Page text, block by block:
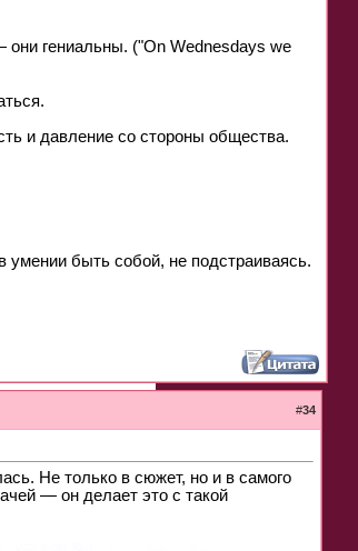
гениальны. ("On Wednesdays we
и давление со стороны общества.
быть собой, не подстраиваясь.
#34
Не только в сюжет, но и в самого
— он делает это с такой